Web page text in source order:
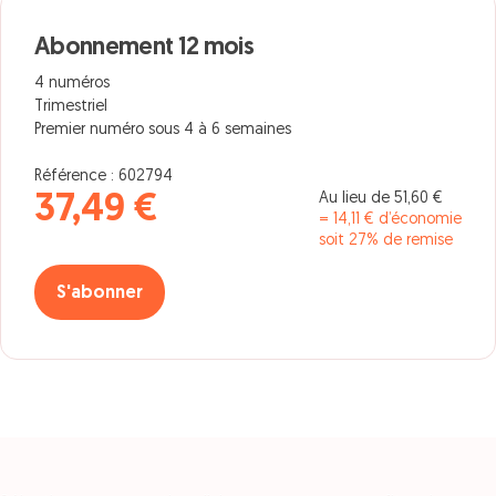
Abonnement 12 mois
4 numéros
Trimestriel
Premier numéro sous 4 à 6 semaines
Référence : 602794
37,49 €
Au lieu de 51,60 €
= 14,11 € d’économie
soit 27% de remise
S'abonner